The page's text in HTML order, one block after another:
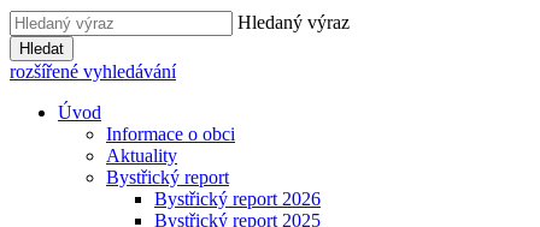
Hledaný výraz
Hledat
rozšířené vyhledávání
Úvod
Informace o obci
Aktuality
Bystřický report
Bystřický report 2026
Bystřický report 2025